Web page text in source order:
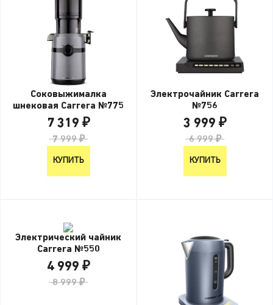
Соковыжималка
шнековая Carrera №775
7 319 ₽
7 999 ₽
КУПИТЬ
Электрочайник Carrera
№756
3 999 ₽
6 999 ₽
КУПИТЬ
Электрический чайник
Carrera №550
4 999 ₽
8 999 ₽